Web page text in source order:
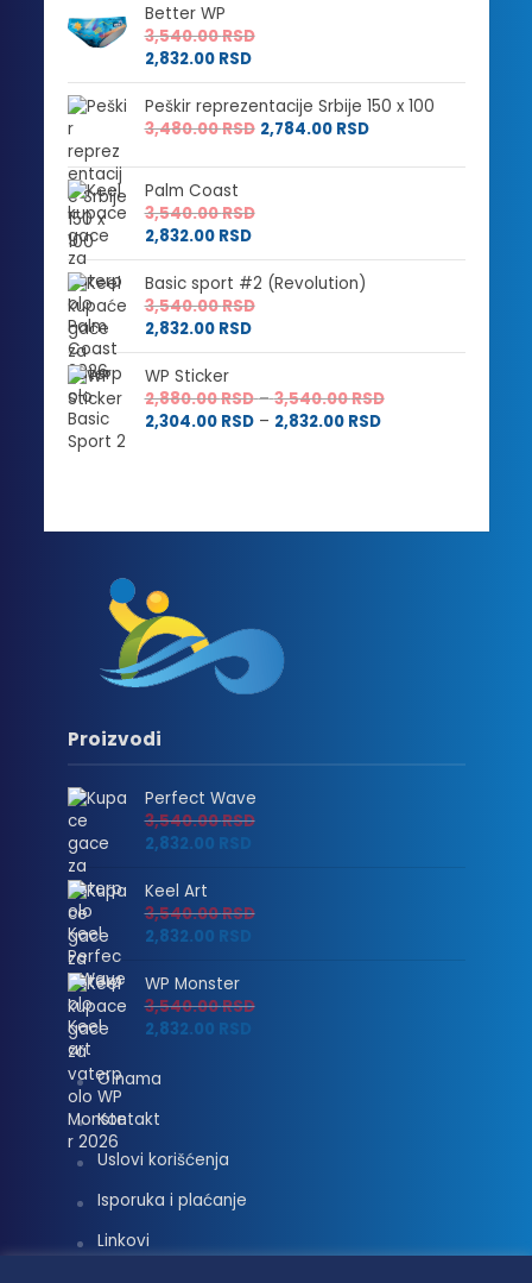
Better WP
3,540.00RSD
2,832.00 RSD
Peškir reprezentacije Srbije 150 x 100
3,480.00RSD 2,784.00 RSD
Palm Coast
3,540.00RSD
2,832.00 RSD
Basic sport #2 (Revolution)
3,540.00RSD
2,832.00 RSD
WP Sticker
2,880.00RSD – 3,540.00RSDRaspon
2,304.00 RSD – 2,832.00 RSDRaspon
2,832.00 RSD
Proizvodi
Perfect Wave
3,540.00RSD
2,832.00 RSD
Keel Art
3,540.00RSD
2,832.00 RSD
WP Monster
3,540.00RSD
2,832.00 RSD
O nama
Kontakt
Uslovi korišćenja
Isporuka i plaćanje
Linkovi